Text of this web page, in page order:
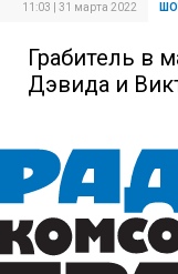
11:03 | 31 марта 2022
Грабитель в
Дэвида и